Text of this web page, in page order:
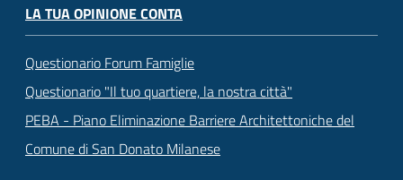
LA TUA OPINIONE CONTA
Questionario Forum Famiglie
Questionario "Il tuo quartiere, la nostra città"
PEBA - Piano Eliminazione Barriere Architettoniche del
Comune di San Donato Milanese